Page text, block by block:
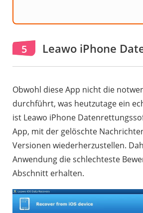
5 Leawo iPhone
Obwohl diese App nicht die
durchführt, was heutzutage ein
ist Leawo iPhone
App, mit der gelöschte
Versionen wiederherzustellen.
Anwendung die schlechteste
Abschnitt erhalten.